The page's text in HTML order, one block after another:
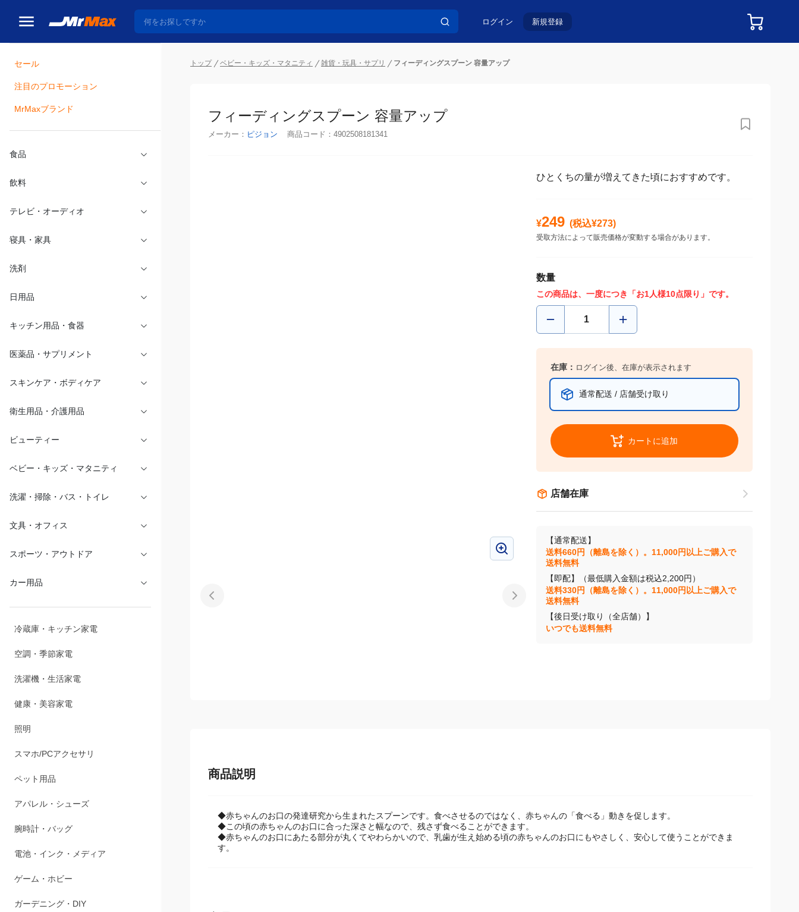
ログイン 新規登録
セール
注目のプロモーション
MrMaxブランド
食品
飲料
テレビ・オーディオ
寝具・家具
洗剤
日用品
キッチン用品・食器
医薬品・サプリメント
スキンケア・ボディケア
衛生用品・介護用品
ビューティー
ベビー・キッズ・マタニティ
洗濯・掃除・バス・トイレ
文具・オフィス
スポーツ・アウトドア
カー用品
冷蔵庫・キッチン家電
空調・季節家電
洗濯機・生活家電
健康・美容家電
照明
スマホ/PCアクセサリ
ペット用品
アパレル・シューズ
腕時計・バッグ
電池・インク・メディア
ゲーム・ホビー
ガーデニング・DIY
トップ ベビー・キッズ・マタニティ 雑貨・玩具・サプリ フィーディングスプーン 容量アップ
フィーディングスプーン 容量アップ
メーカー： ピジョン 商品コード： 4902508181341
ひとくちの量が増えてきた頃におすすめです。
¥249 (税込¥273)
受取方法によって販売価格が変動する場合があります。
数量
この商品は、一度につき「お1人様10点限り」です。
在庫： ログイン後、在庫が表示されます
通常配送 / 店舗受け取り
カートに追加
店舗在庫
【通常配送】
送料660円（離島を除く）。11,000円以上ご購入で
送料無料
【即配】（最低購入金額は税込2,200円）
送料330円（離島を除く）。11,000円以上ご購入で
送料無料
【後日受け取り（全店舗）】
いつでも送料無料
商品説明
◆赤ちゃんのお口の発達研究から生まれたスプーンです。食べさせるのではなく、赤ちゃんの「食べる」動きを促します。
◆この頃の赤ちゃんのお口に合った深さと幅なので、残さず食べることができます。
◆赤ちゃんのお口にあたる部分が丸くてやわらかいので、乳歯が生え始める頃の赤ちゃんのお口にもやさしく、安心して使うことができま
す。